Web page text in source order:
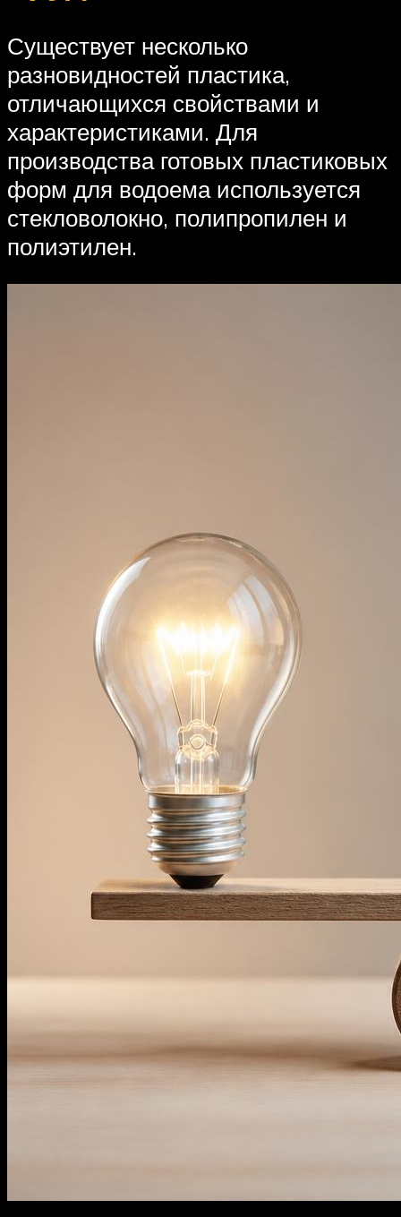
Существует несколько
разновидностей пластика,
отличающихся свойствами и
характеристиками. Для
производства готовых пластиковых
форм для водоема используется
стекловолокно, полипропилен и
полиэтилен.